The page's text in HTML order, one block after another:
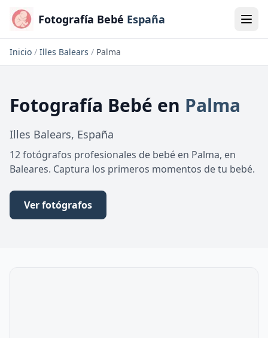
Fotografía Bebé España
Inicio / Illes Balears / Palma
Fotografía Bebé en Palma
Illes Balears, España
12 fotógrafos profesionales de bebé en Palma, en
Baleares. Captura los primeros momentos de tu bebé.
Ver fotógrafos